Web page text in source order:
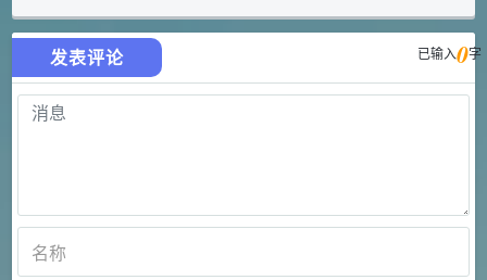
发表评论 已输入0字